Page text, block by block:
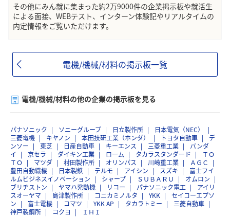
その他にみん就に集まった約2万9000件の企業掲示板や就活生
による面接、WEBテスト、インターン体験記やリアルタイムの
内定情報をご覧いただけます。
電機/機械/材料の掲示板一覧
電機/機械/材料の他の企業の掲示板を見る
パナソニック ソニーグループ 日立製作所
日本電気（NEC）
三菱電機
キヤノン 本田技研工業（ホンダ） トヨタ自動車
デ
ンソー
東芝 日産自動車 キーエンス 三菱重工業
バンダ
イ
京セラ ダイキン工業 ローム タカラスタンダード
ＴＯ
ＴＯ
マツダ 村田製作所 オリンパス 川崎重工業
ＡＧＣ
豊田自動織機
日本製鉄 テルモ アイシン スズキ
富士フイ
ルムビジネスイノベーション
シャープ ＳＵＢＡＲＵ
オムロン
ブリヂストン
ヤマハ発動機 リコー パナソニック電工
アイリ
スオーヤマ
島津製作所 コニカミノルタ YKK
セイコーエプソ
ン
富士電機 コマツ YKK AP タカラトミー
三菱自動車
神戸製鋼所
コクヨ ＩＨＩ